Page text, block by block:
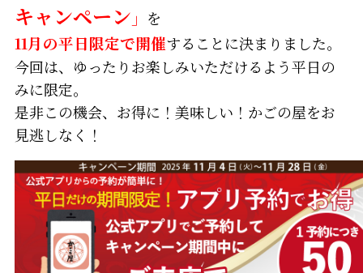
キャンペーン 」 を
11月の平日限定で開催することに決まりました。
今回は、ゆったりお楽しみいただけるよう平日の
みに限定。
是非この機会、お得に！美味しい！かごの屋をお
見逃しなく！